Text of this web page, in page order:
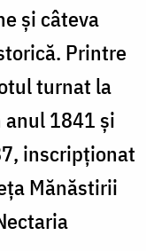
şi câteva
Printre
turnat la
1841 şi
inscripţionat
Mănăstirii